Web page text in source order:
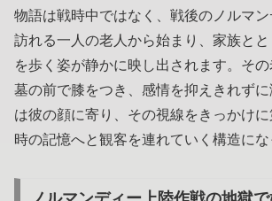
物語は戦時中ではなく、戦後のノルマ
訪れる一人の老人から始まり、家族と
を歩く姿が静かに映し出されます。そ
墓の前で膝をつき、感情を抑えきれず
は彼の顔に寄り、その視線をきっかけ
時の記憶へと観客を連れていく構造にな